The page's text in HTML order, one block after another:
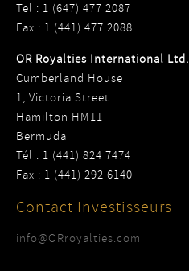
Tel : 1 (647) 477 2087
Fax : 1 (441) 477 2088
OR Royalties International Ltd.
Cumberland House
1, Victoria Street
Hamilton HM11
Bermuda
Tél : 1 (441) 824 7474
Fax : 1 (441) 292 6140
Contact Investisseurs
info@ORroyalties.com